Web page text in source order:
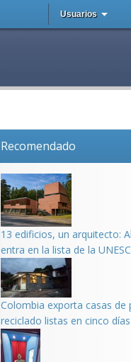
Usuarios
Recomendado
13 edificios, un arquitecto:
entra en la lista de la
Colombia exporta casas de
reciclado listas en cinco días